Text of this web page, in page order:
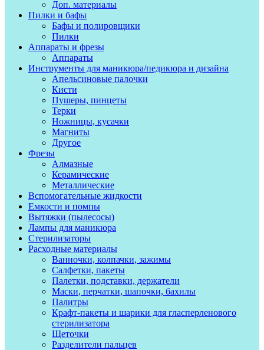
Доп. материалы
Пилки и бафы
Бафы и полировщики
Пилки
Аппараты и фрезы
Аппараты
Инструменты для маникюра/педикюра и дизайна
Апельсиновые палочки
Кисти
Пушеры, пинцеты
Терки
Ножницы, кусачки
Магниты
Другое
Фрезы
Алмазные
Керамические
Металлические
Вспомогательные жидкости
Емкости и помпы
Вытяжки (пылесосы)
Лампы для маникюра
Стерилизаторы
Расходные материалы
Ванночки, колпачки, зажимы
Салфетки, пакеты
Палетки, подставки, держатели
Маски, перчатки, шапочки, бахилы
Палитры
Крафт-пакеты и шарики для гласперленового
стерилизатора
Щеточки
Разделители пальцев